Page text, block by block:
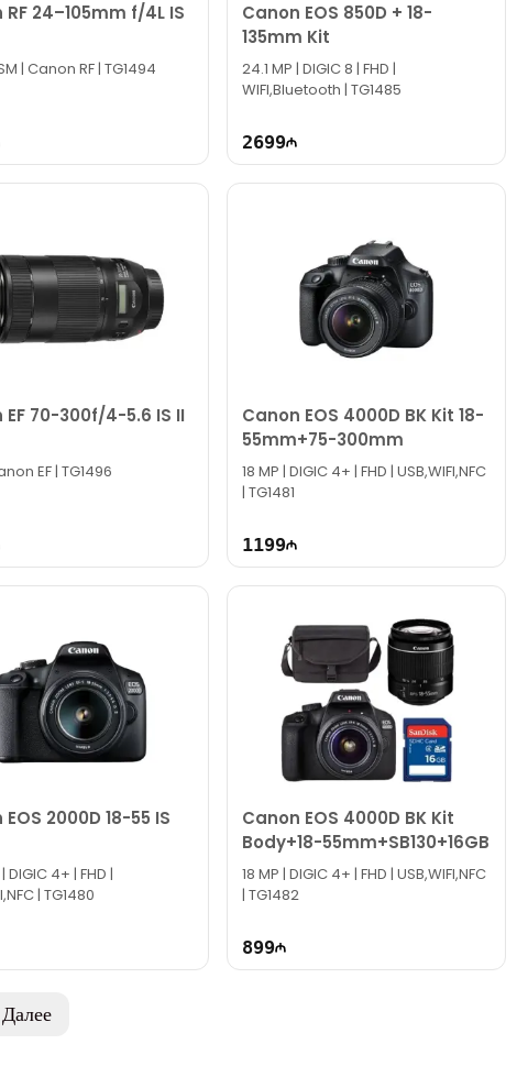
RF 24–105mm f/4L IS
| Canon RF | TG1494
Canon EOS 850D + 18-
135mm Kit
24.1 MP | DIGIC 8 | FHD |
WIFI,Bluetooth | TG1485
2699
EF 70-300f/4-5.6 IS II
EF | TG1496
Canon EOS 4000D BK Kit 18-
55mm+75-300mm
18 MP | DIGIC 4+ | FHD | USB,WIFI,NFC
| TG1481
1199
2000D 18-55 IS
DIGIC 4+ | FHD |
| TG1480
Canon EOS 4000D BK Kit
Body+18-55mm+SB130+16GB
18 MP | DIGIC 4+ | FHD | USB,WIFI,NFC
| TG1482
899
Далее